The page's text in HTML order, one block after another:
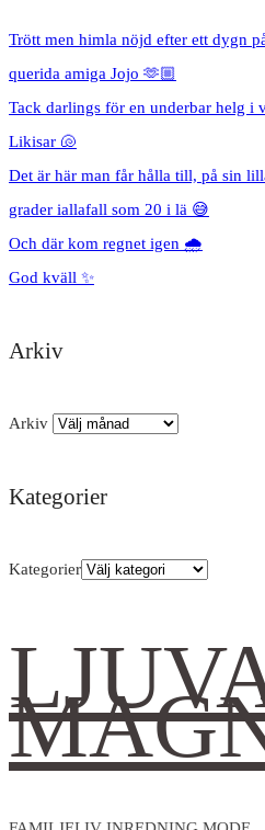
Trött men himla nöjd efter ett dygn
querida amiga Jojo 🫶🏼
Tack darlings för en underbar helg i
Likisar 🐚
Det är här man får hålla till, på sin
grader iallafall som 20 i lä 😅
Och där kom regnet igen 🌧️
God kväll ✨
Arkiv
Arkiv
Kategorier
Kategorier